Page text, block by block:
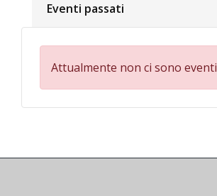
Eventi passati
Attualmente non ci sono